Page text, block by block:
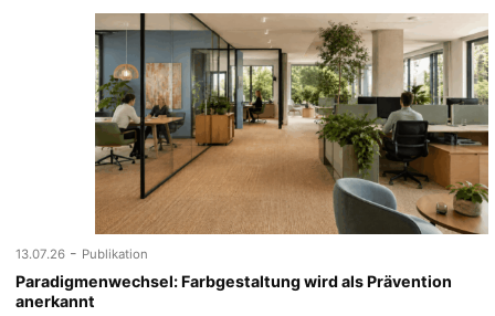
13.07.26 - Publikation
Paradigmenwechsel: Farbgestaltung wird als Prävention
anerkannt